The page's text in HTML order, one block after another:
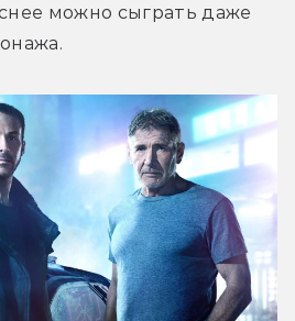
можно сыграть даже